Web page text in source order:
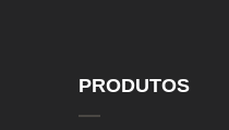
PRODUTOS